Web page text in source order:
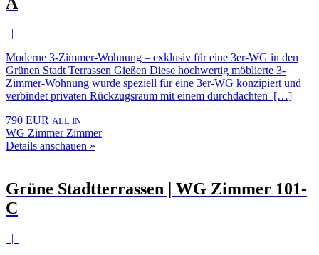
|
Moderne 3-Zimmer-Wohnung – exklusiv für eine 3er-WG in den
Grünen Stadt Terrassen Gießen Diese hochwertig möblierte 3-
Zimmer-Wohnung wurde speziell für eine 3er-WG konzipiert und
verbindet privaten Rückzugsraum mit einem durchdachten […]
790 EUR ALL IN
WG Zimmer Zimmer
Details anschauen »
Grüne Stadtterrassen | WG Zimmer 101-
C
|